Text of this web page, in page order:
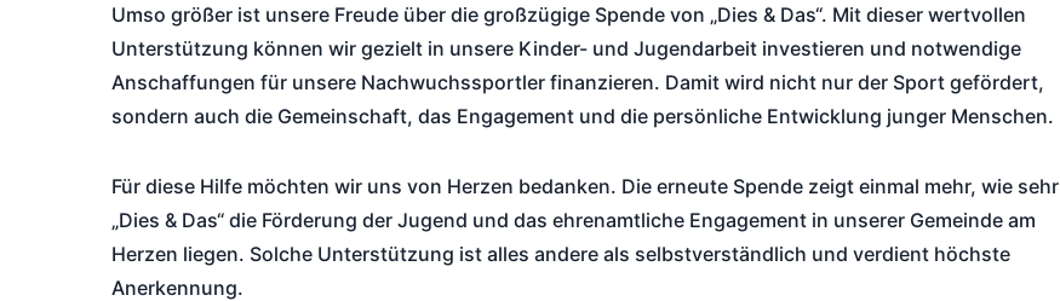
Umso größer ist unsere Freude über die großzügige Spende von „Dies & Das“. Mit dieser wertvollen
Unterstützung können wir gezielt in unsere Kinder- und Jugendarbeit investieren und notwendige
Anschaffungen für unsere Nachwuchssportler finanzieren. Damit wird nicht nur der Sport gefördert,
sondern auch die Gemeinschaft, das Engagement und die persönliche Entwicklung junger Menschen.
Für diese Hilfe möchten wir uns von Herzen bedanken. Die erneute Spende zeigt einmal mehr, wie sehr
„Dies & Das“ die Förderung der Jugend und das ehrenamtliche Engagement in unserer Gemeinde am
Herzen liegen. Solche Unterstützung ist alles andere als selbstverständlich und verdient höchste
Anerkennung.